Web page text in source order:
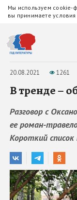
Мы используем cookie-
вы принимаете условия
20.08.2021 1261
В тренде –
Разговор с
ее роман-
Короткий